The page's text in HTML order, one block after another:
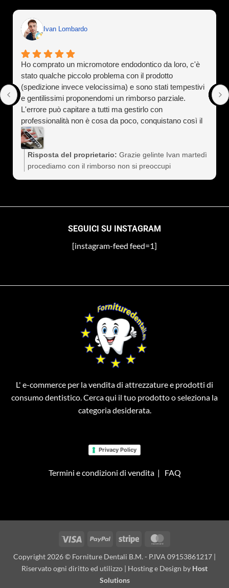
Ivan Lombardo
Ho comprato un micromotore endodontico da loro, c'è
stato qualche piccolo problema con il prodotto
(spedizione invece velocissima) e sono stati tempestivi
e gentilissimi proponendomi un rimborso parziale.
L'errore può capitare a tutti ma gestirlo con
professionalità non è cosa da poco, conquistano così il
cliente a vita). Assolutamente consigliati
Risposta del proprietario: Grazie gelinte Ivan martedì
procediamo con il rimborso non si preoccupi
SEGUICI SU INSTAGRAM
[instagram-feed feed=1]
L' e-commerce per la vendita di attrezzature e prodotti di
consumo dentistico. Cerca qui il tuo prodotto o seleziona la
categoria desiderata.
Privacy Policy
Termini e condizioni di vendita| FAQ
Visa PayPal Stripe
Copyright 2026 © Forniture Dentali B.M. - P.IVA 09153861217 |
Riservato ogni diritto ed utilizzo | Hosting e Design by Host
Solutions